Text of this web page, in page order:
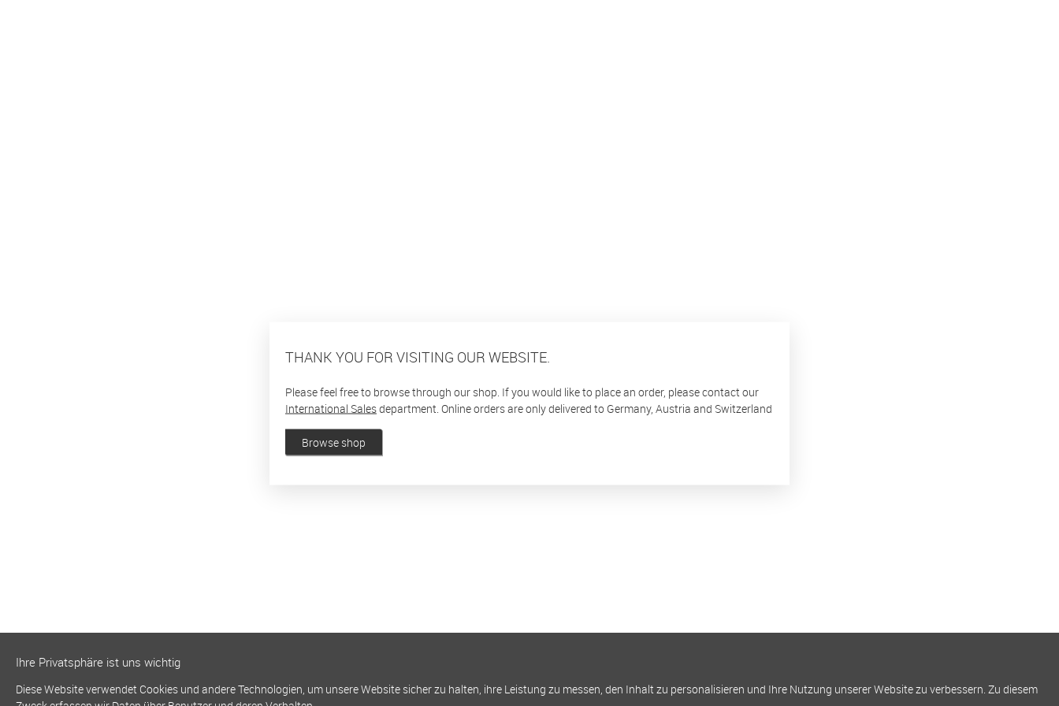
THANK YOU FOR VISITING OUR WEBSITE.
Please feel free to browse through our shop. If you would like to place an order, please contact our
International Salesdepartment. Online orders are only delivered to Germany, Austria and Switzerland
Browse shop
Ihre Privatsphäre ist uns wichtig
Diese Website verwendet Cookies und andere Technologien, um unsere Website sicher zu halten, ihre Leistung zu messen, den Inhalt zu personalisieren und Ihre Nutzung unserer Website zu verbessern. Zu diesem